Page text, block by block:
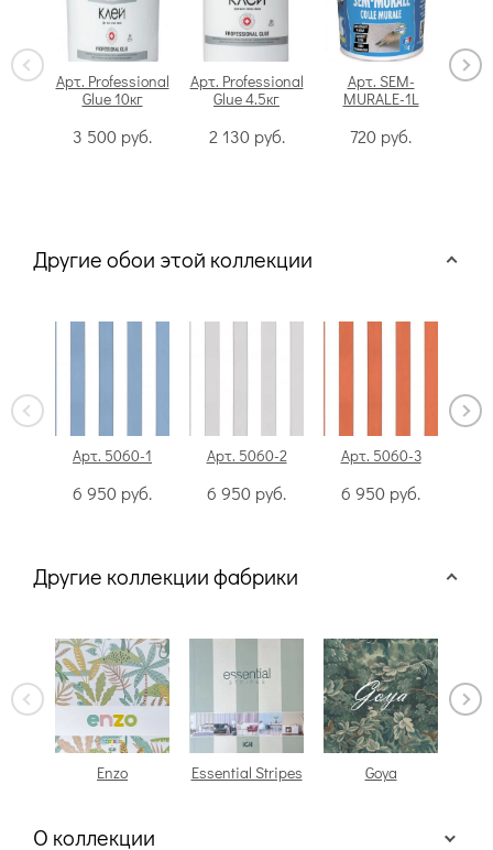
Арт. Professional
Glue 10кг
3 500 руб.
Арт. Professional
Glue 4.5кг
2 130 руб.
Арт. SEM-
MURALE-1L
720 руб.
Другие обои этой коллекции
Арт. 5060-1
6 950 руб.
Арт. 5060-2
6 950 руб.
Арт. 5060-3
6 950 руб.
Другие коллекции фабрики
Enzo Essential Stripes Goya
О коллекции